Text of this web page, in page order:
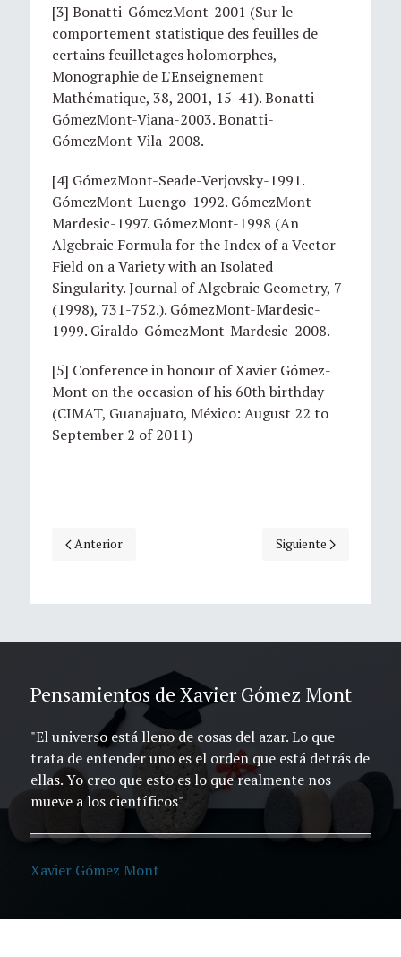
[3] Bonatti-GómezMont-2001 (Sur le
comportement statistique des feuilles de
certains feuilletages holomorphes,
Monographie de L'Enseignement
Mathématique, 38, 2001, 15-41). Bonatti-
GómezMont-Viana-2003. Bonatti-
GómezMont-Vila-2008.
[4] GómezMont-Seade-Verjovsky-1991.
GómezMont-Luengo-1992. GómezMont-
Mardesic-1997. GómezMont-1998 (An
Algebraic Formula for the Index of a Vector
Field on a Variety with an Isolated
Singularity. Journal of Algebraic Geometry, 7
(1998), 731-752.). GómezMont-Mardesic-
1999. Giraldo-GómezMont-Mardesic-2008.
[5] Conference in honour of Xavier Gómez-
Mont on the occasion of his 60th birthday
(CIMAT, Guanajuato, México: August 22 to
September 2 of 2011)
Artículo anterior: Perfil investigador de Xavier Gómez Mont
Anterior Artículo siguiente: El
Siguiente
Pensamientos de Xavier Gómez Mont
"El universo está lleno de cosas del azar. Lo que
trata de entender uno es el orden que está detrás de
ellas. Yo creo que esto es lo que realmente nos
mueve a los científicos"
Xavier Gómez Mont